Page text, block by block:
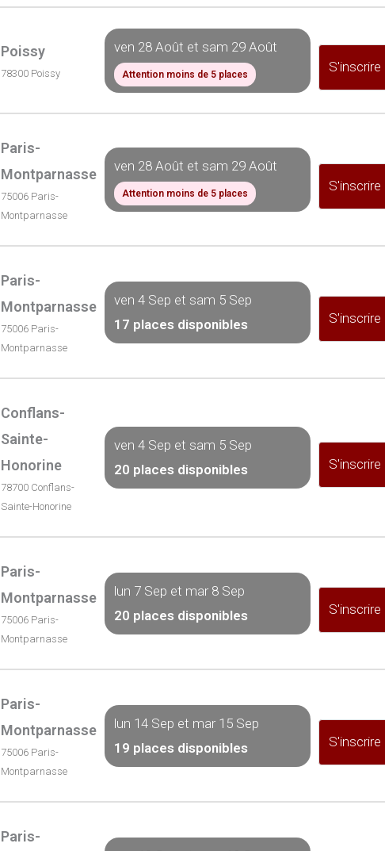
Poissy
78300 Poissy
ven 28 Août et sam 29 Août
Attention moins de 5 places S'inscrire
Paris-
Montparnasse
75006 Paris-
Montparnasse
ven 28 Août et sam 29 Août
Attention moins de 5 places S'inscrire
Paris-
Montparnasse
75006 Paris-
Montparnasse
ven 4 Sep et sam 5 Sep
17 places disponibles
S'inscrire
Conflans-
Sainte-
Honorine
78700 Conflans-
Sainte-Honorine
ven 4 Sep et sam 5 Sep
20 places disponibles
S'inscrire
Paris-
Montparnasse
75006 Paris-
Montparnasse
lun 7 Sep et mar 8 Sep
20 places disponibles
S'inscrire
Paris-
Montparnasse
75006 Paris-
Montparnasse
lun 14 Sep et mar 15 Sep
19 places disponibles
S'inscrire
Paris-